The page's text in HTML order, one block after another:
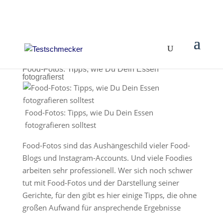
Food-Fotos: Tipps, wie Du Dein Essen
fotografierst
Food-Fotos: Tipps, wie Du Dein Essen
fotografieren solltest
Food-Fotos sind das Aushängeschild vieler Food-
Blogs und Instagram-Accounts. Und viele Foodies
arbeiten sehr professionell. Wer sich noch schwer
tut mit Food-Fotos und der Darstellung seiner
Gerichte, für den gibt es hier einige Tipps, die ohne
großen Aufwand für ansprechende Ergebnisse